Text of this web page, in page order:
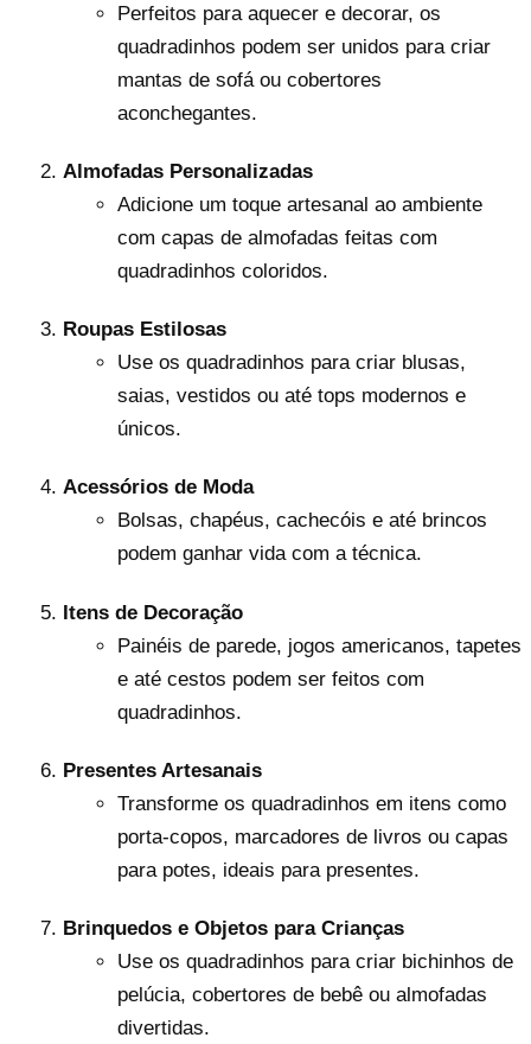
Perfeitos para aquecer e decorar, os
quadradinhos podem ser unidos para criar
mantas de sofá ou cobertores
aconchegantes.
Almofadas Personalizadas
Adicione um toque artesanal ao ambiente
com capas de almofadas feitas com
quadradinhos coloridos.
Roupas Estilosas
Use os quadradinhos para criar blusas,
saias, vestidos ou até tops modernos e
únicos.
Acessórios de Moda
Bolsas, chapéus, cachecóis e até brincos
podem ganhar vida com a técnica.
Itens de Decoração
Painéis de parede, jogos americanos, tapetes
e até cestos podem ser feitos com
quadradinhos.
Presentes Artesanais
Transforme os quadradinhos em itens como
porta-copos, marcadores de livros ou capas
para potes, ideais para presentes.
Brinquedos e Objetos para Crianças
Use os quadradinhos para criar bichinhos de
pelúcia, cobertores de bebê ou almofadas
divertidas.